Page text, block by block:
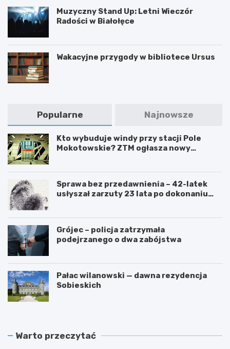
Muzyczny Stand Up: Letni Wieczór
Radości w Białołęce
Wakacyjne przygody w bibliotece Ursus
Popularne Najnowsze
Kto wybuduje windy przy stacji Pole
Mokotowskie? ZTM ogłasza nowy
Sprawa bez przedawnienia – 42-latek
usłyszał zarzuty 23 lata po dokonaniu
Grójec – policja zatrzymała
podejrzanego o dwa zabójstwa
Pałac wilanowski — dawna rezydencja
Sobieskich
Warto przeczytać